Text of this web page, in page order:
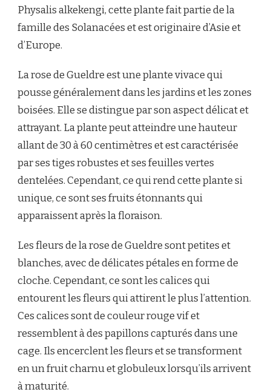
Physalis alkekengi, cette plante fait partie de la
famille des Solanacées et est originaire d’Asie et
d’Europe.
La rose de Gueldre est une plante vivace qui
pousse généralement dans les jardins et les zones
boisées. Elle se distingue par son aspect délicat et
attrayant. La plante peut atteindre une hauteur
allant de 30 à 60 centimètres et est caractérisée
par ses tiges robustes et ses feuilles vertes
dentelées. Cependant, ce qui rend cette plante si
unique, ce sont ses fruits étonnants qui
apparaissent après la floraison.
Les fleurs de la rose de Gueldre sont petites et
blanches, avec de délicates pétales en forme de
cloche. Cependant, ce sont les calices qui
entourent les fleurs qui attirent le plus l’attention.
Ces calices sont de couleur rouge vif et
ressemblent à des papillons capturés dans une
cage. Ils encerclent les fleurs et se transforment
en un fruit charnu et globuleux lorsqu’ils arrivent
à maturité.